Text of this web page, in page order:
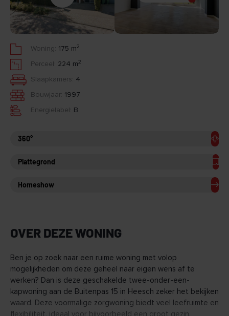
Woning: 175 m 2
Perceel: 224 m 2
Slaapkamers: 4
Bouwjaar: 1997
Energielabel: B
360°
Plattegrond
Homeshow
OVER DEZE WONING
Ben je op zoek naar een ruime woning met volop
mogelijkheden om deze geheel naar eigen wens af te
werken? Dan is deze geschakelde twee-onder-een-
kapwoning aan de Buitenpas 15 in Heesch zeker het bekijken
waard. Deze voormalige zorgwoning biedt veel leefruimte en
flexibiliteit, ideaal voor bijvoorbeeld een groot gezin,